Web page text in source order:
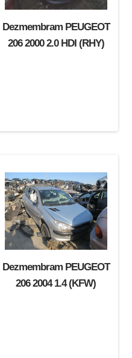
Dezmembram PEUGEOT
206 2000 2.0 HDI (RHY)
Dezmembram PEUGEOT
206 2004 1.4 (KFW)